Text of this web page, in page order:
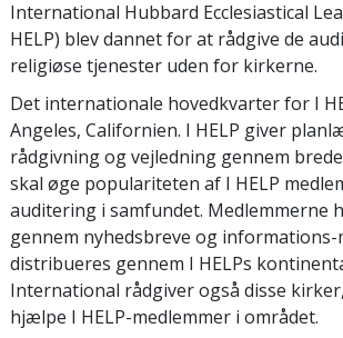
International Hubbard Ecclesiastical
HELP) blev dannet for at rådgive de
religiøse tjenester uden for kirkerne.
Det internationale hovedkvarter for I
Angeles, Californien. I HELP giver
rådgivning og vejledning gennem
skal øge populariteten af I HELP
auditering i samfundet. Medlemmerne
gennem nyhedsbreve og informations-
distribueres gennem I HELPs
International rådgiver også disse
hjælpe I HELP-medlemmer i området.